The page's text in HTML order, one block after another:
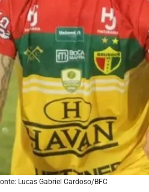
Lucas Gabriel Cardoso/BFC